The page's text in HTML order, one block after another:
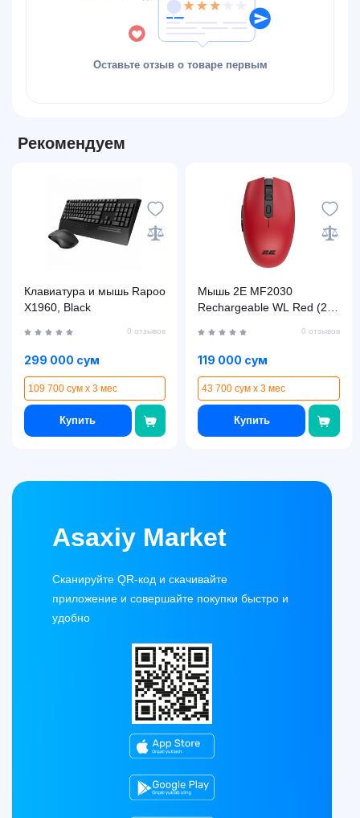
Оставьте отзыв о товаре первым
Рекомендуем
Клавиатура и мышь Rapoo
X1960, Black
0 отзывов
299 000 сум
109 700 сум x 3 мес
Купить
Мышь 2E MF2030
Rechargeable WL Red (2E-
0 отзывов
119 000 сум
43 700 сум x 3 мес
Купить
Asaxiy Market
Сканируйте QR-код и скачивайте
приложение и совершайте покупки быстро и
удобно